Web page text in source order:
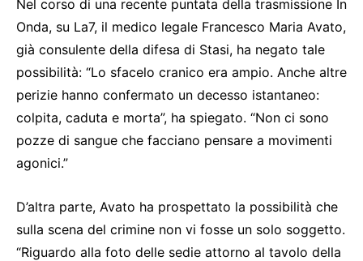
Nel corso di una recente puntata della trasmissione In
Onda, su La7, il medico legale Francesco Maria Avato,
già consulente della difesa di Stasi, ha negato tale
possibilità: “Lo sfacelo cranico era ampio. Anche altre
perizie hanno confermato un decesso istantaneo:
colpita, caduta e morta”, ha spiegato. “Non ci sono
pozze di sangue che facciano pensare a movimenti
agonici.”
D’altra parte, Avato ha prospettato la possibilità che
sulla scena del crimine non vi fosse un solo soggetto.
“Riguardo alla foto delle sedie attorno al tavolo della